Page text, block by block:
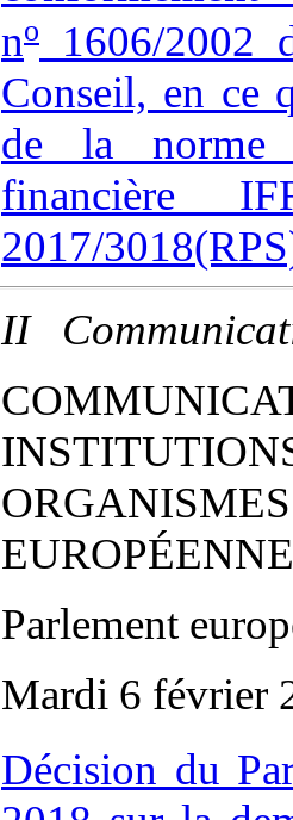
no
1606/2002
Conseil, en ce
de la norme
financière
2017/
II
EUROPÉENNE
Parlement
Mardi 6 février
Décision du